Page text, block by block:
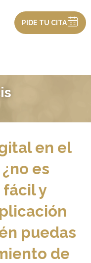
PIDE TU CITA
en el
es
fácil y
puedas
de